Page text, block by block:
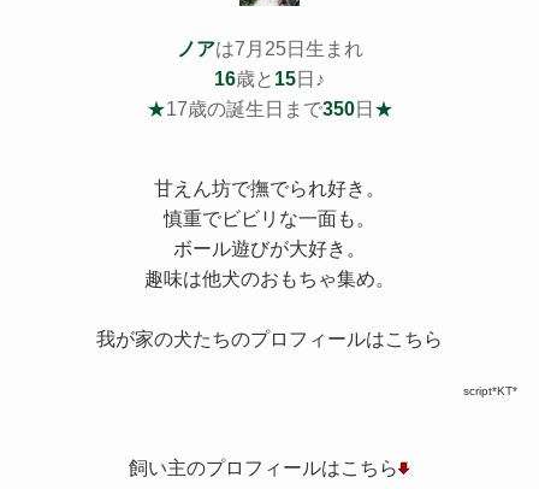
ノアは7月25日生まれ
16歳と 15日♪
★17歳の誕生日まで350日 ★
甘えん坊で撫でられ好き。
慎重でビビリな一面も。
ボール遊びが大好き。
趣味は他犬のおもちゃ集め。
我が家の犬たちのプロフィールはこちら
script*KT*
飼い主のプロフィールはこちら